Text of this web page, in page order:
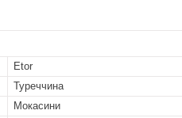
Etor
Туреччина
Мокасини